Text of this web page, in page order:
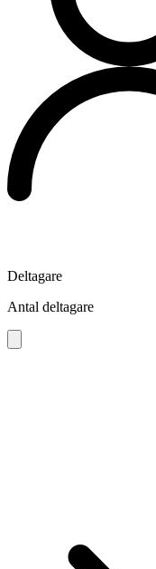
Deltagare
Antal deltagare